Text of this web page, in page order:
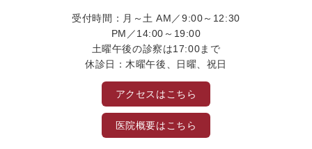
受付時間：月～土 AM／9:00～12:30
PM／14:00～19:00
土曜午後の診察は17:00まで
休診日：木曜午後、日曜、祝日
アクセスはこちら
医院概要はこちら